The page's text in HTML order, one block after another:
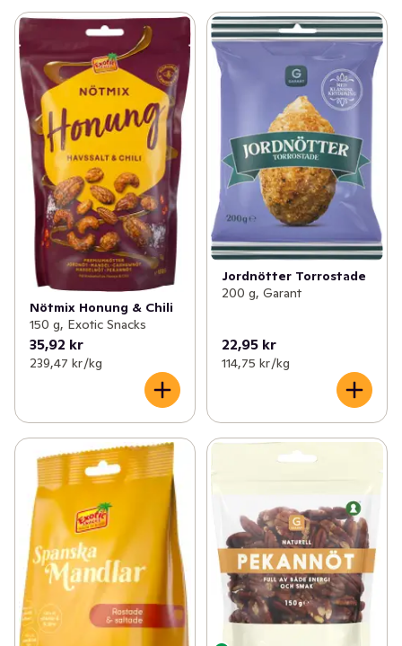
Nötmix Honung & Chili
150 g, Exotic Snacks
35,92 kr
239,47 kr /kg
Jordnötter Torrostade
200 g, Garant
22,95 kr
114,75 kr /kg